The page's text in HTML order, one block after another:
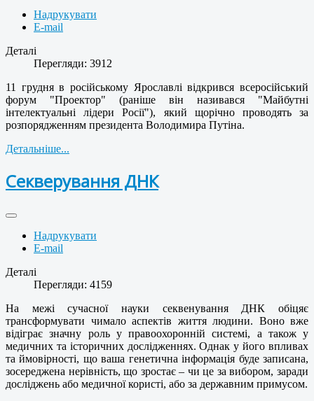
Надрукувати
E-mail
Деталі
Перегляди: 3912
11 грудня в російському Ярославлі відкрився всеросійський
форум "Проектор" (раніше він називався "Майбутні
інтелектуальні лідери Росії"), який щорічно проводять за
розпорядженням президента Володимира Путіна.
Детальніше...
Секверування ДНК
Надрукувати
E-mail
Деталі
Перегляди: 4159
На межі сучасної науки секвенування ДНК обіцяє
трансформувати чимало аспектів життя людини. Воно вже
відіграє значну роль у правоохоронній системі, а також у
медичних та історичних дослідженнях. Однак у його впливах
та ймовірності, що ваша генетична інформація буде записана,
зосереджена нерівність, що зростає – чи це за вибором, заради
досліджень або медичної користі, або за державним примусом.